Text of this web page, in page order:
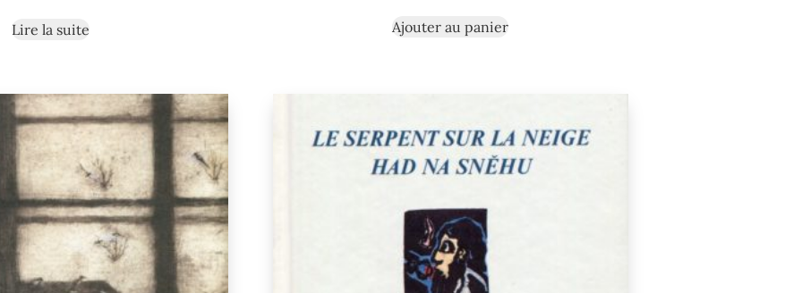
Lire la suite Ajouter au panier